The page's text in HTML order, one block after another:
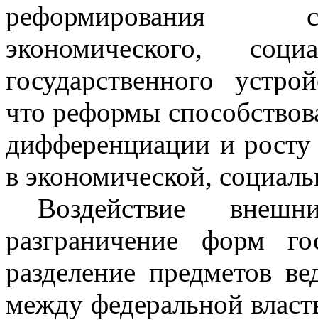
реформирования
экономического,
государственного
что реформы
дифференциации и
в экономической,
Воздействие
разграничение форм
разделение предметов
между федеральной